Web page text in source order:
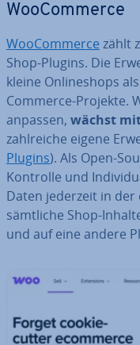
Woo­Com­mer­ce
Woo­Com­mer­ce zählt
Shop-Plugins. Die
kleine On­line­shops
Commerce-Projekte.
anpassen, wächst
zahl­rei­che eigene
Plugins). Als Open-
Kontrolle und
Daten jederzeit in
sämtliche Shop-
und auf eine andere